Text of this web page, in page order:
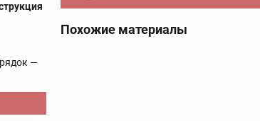
—
Похожие материалы